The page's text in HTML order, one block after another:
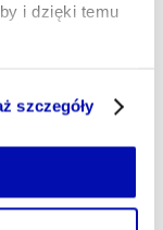
i dzięki temu
plików cookie,
np. we
wybraniu opcji
szczegóły